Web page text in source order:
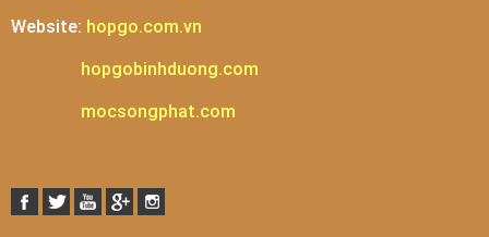
Website: hopgo.com.vn
hopgobinhduong.com
mocsongphat.com